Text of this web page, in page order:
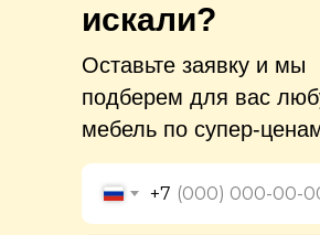
искали?
Оставьте заявку и мы
подберем для вас
мебель по супер-
+7